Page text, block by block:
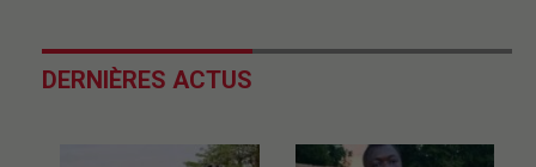
DERNIÈRES ACTUS